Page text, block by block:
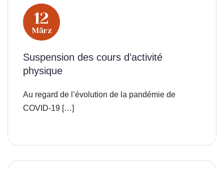
12
März
Suspension des cours d’activité
physique
Au regard de l’évolution de la pandémie de
COVID-19 […]